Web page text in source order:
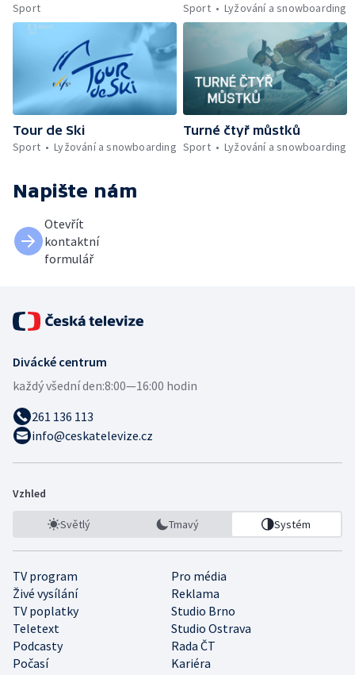
Sport
Sport
Lyžování a snowboarding
Tour de Ski
Sport
Lyžování a snowboarding
Turné čtyř můstků
Sport
Lyžování a snowboarding
Napište nám
Otevřít
kontaktní
formulář
Divácké centrum
každý všední den:8:00—16:00 hodin
261 136 113
info@ceskatelevize.cz
Vzhled
Světlý Tmavý Systém
TV program
Pro média
Živé vysílání
Reklama
TV poplatky
Studio Brno
Teletext
Studio Ostrava
Podcasty
Rada ČT
Počasí
Kariéra